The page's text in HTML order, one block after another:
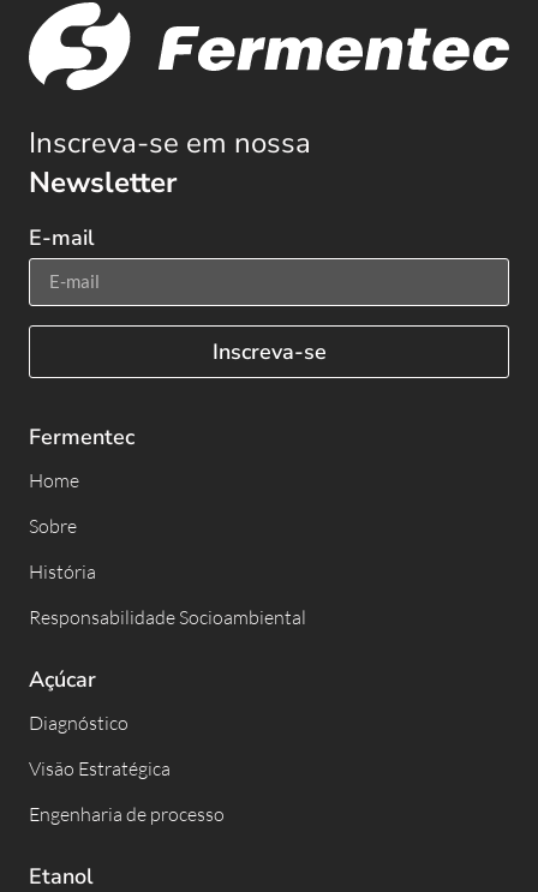
Inscreva-se em nossa
Newsletter
E-mail
Inscreva-se
Fermentec
Home
Sobre
História
Responsabilidade Socioambiental
Açúcar
Diagnóstico
Visão Estratégica
Engenharia de processo
Etanol